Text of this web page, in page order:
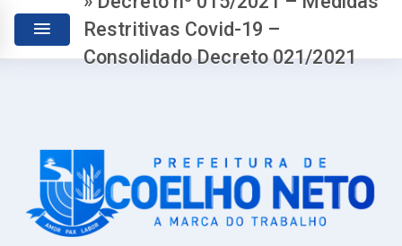
Restritivas Covid-19 –
Consolidado Decreto 021/2021